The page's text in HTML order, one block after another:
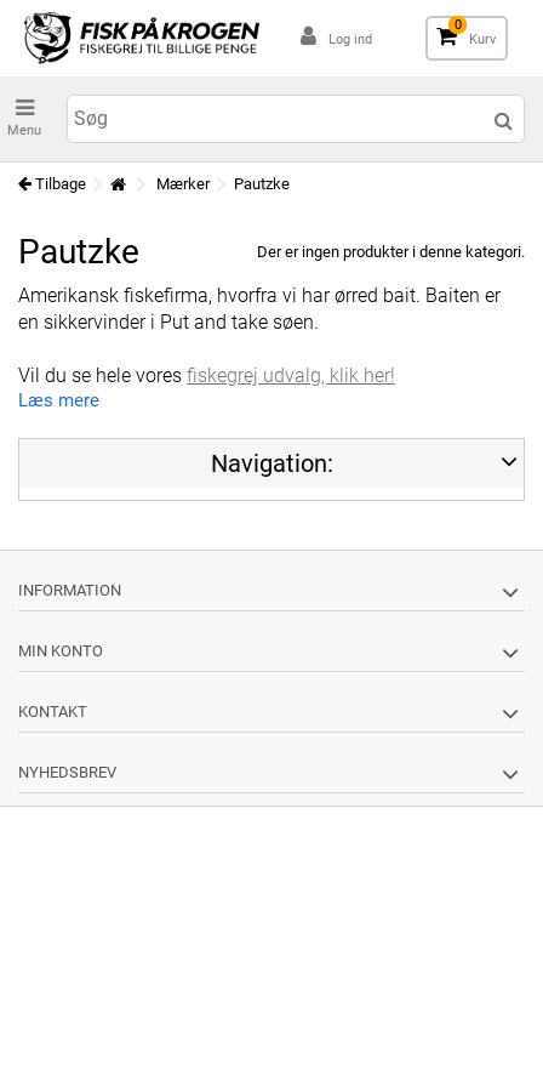
Log ind
0
Kurv
Menu
Tilbage Mærker Pautzke
Pautzke Der er ingen produkter i denne kategori.
Amerikansk fiskefirma, hvorfra vi har ørred bait. Baiten er
en sikkervinder i Put and take søen.
Vil du se hele vores fiskegrej udvalg, klik her!
Læs mere
Navigation:
INFORMATION
MIN KONTO
KONTAKT
NYHEDSBREV